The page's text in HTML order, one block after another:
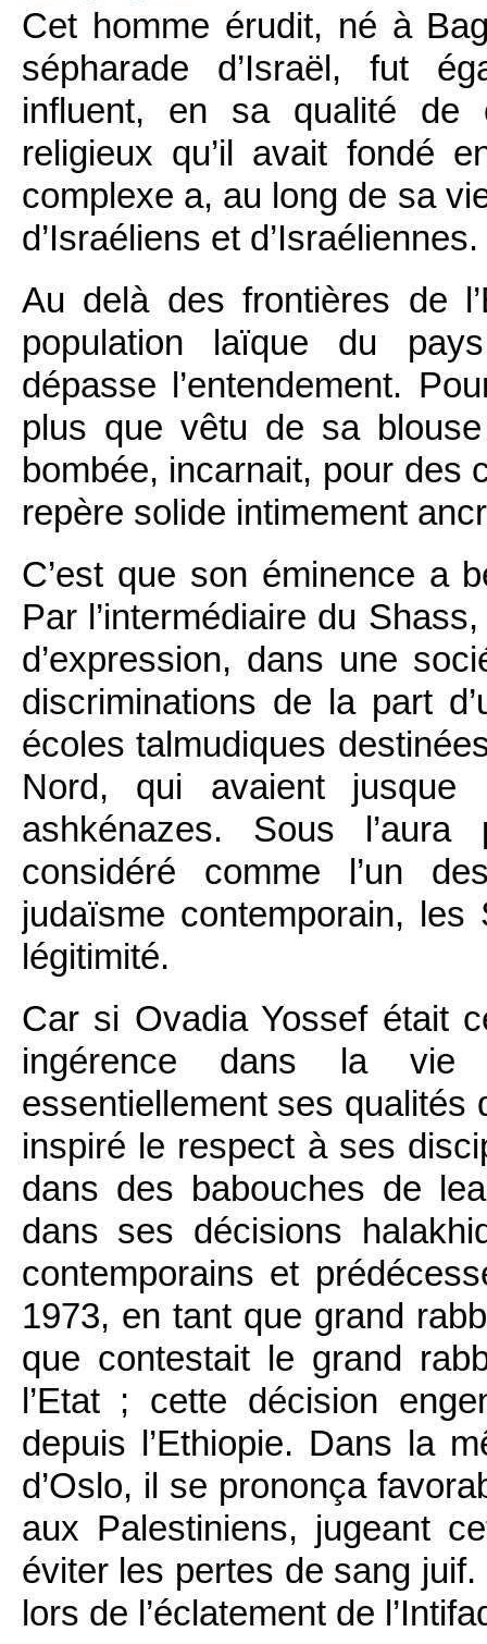
Cet homme érudit, né à
sépharade d’Israël, fut
influent, en sa qualité de
religieux qu’il avait fondé
complexe a, au long de sa
d’Israéliens et d’Israéliennes.
Au delà des frontières de
population laïque du
dépasse l’entendement.
plus que vêtu de sa
bombée, incarnait, pour des
repère solide intimement
C’est que son éminence a
Par l’intermédiaire du
d’expression, dans une
discriminations de la part
écoles talmudiques
Nord, qui avaient
ashkénazes. Sous
considéré comme l’un
judaïsme contemporain,
légitimité.
Car si Ovadia Yossef était
ingérence dans la vie
essentiellement ses qualités
inspiré le respect à ses
dans des babouches de
dans ses décisions
contemporains et
1973, en tant que grand
que contestait le grand
l’Etat ; cette décision
depuis l’Ethiopie. Dans la
d’Oslo, il se prononça
aux Palestiniens, jugeant
éviter les pertes de sang
lors de l’éclatement de